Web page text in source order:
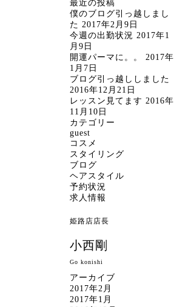
最近の投稿
僕のブログ引っ越しまし
た 2017年2月9日
今週の出勤状況 2017年1
月9日
開運パーマに。。
2017年
1月7日
ブログ引っ越ししました
2016年12月21日
レッスン見てます 2016年
11月10日
カテゴリー
guest
コスメ
スタイリング
ブログ
ヘアスタイル
予約状況
求人情報
姫路店店長
小西剛
Go konishi
アーカイブ
2017年2月
2017年1月